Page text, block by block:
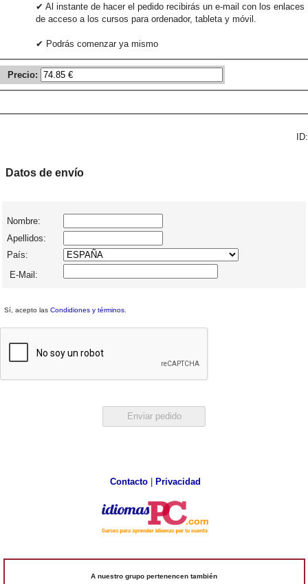
✔ Al instante de hacer el pedido recibirás un e-mail con los enlaces
de acceso a los cursos para ordenador, tableta y móvil.
✔ Podrás comenzar ya mismo
Precio:
ID:
Datos de envío
Nombre:
Apellidos:
País:
E-Mail:
Sí, acepto las Condidiones y términos
Contacto| Privacidad
A nuestro grupo pertenencen también